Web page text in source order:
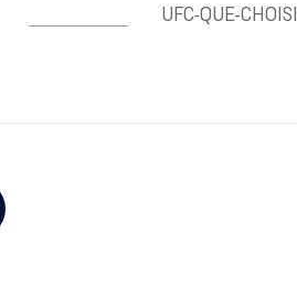
UFC-QUE-